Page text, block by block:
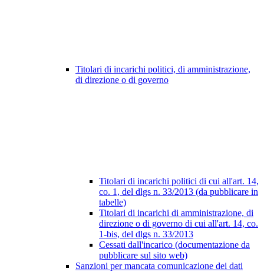
Titolari di incarichi politici, di amministrazione,
di direzione o di governo
Titolari di incarichi politici di cui all'art. 14,
co. 1, del dlgs n. 33/2013 (da pubblicare in
tabelle)
Titolari di incarichi di amministrazione, di
direzione o di governo di cui all'art. 14, co.
1-bis, del dlgs n. 33/2013
Cessati dall'incarico (documentazione da
pubblicare sul sito web)
Sanzioni per mancata comunicazione dei dati